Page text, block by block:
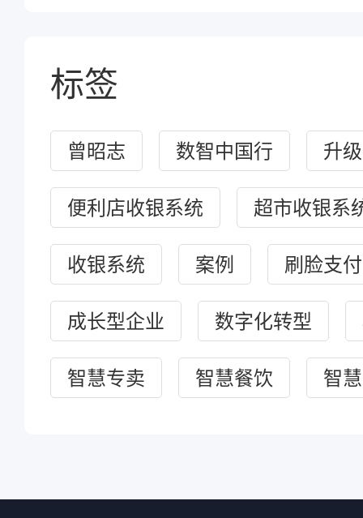
标签
曾昭志 数智中国行 升
便利店收银系统 超市收银系
收银系统 案例 刷脸支付
成长型企业 数字化转型
智慧专卖 智慧餐饮 智